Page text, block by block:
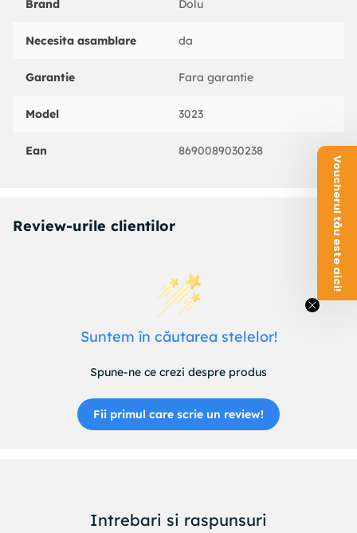
Brand Dolu
Necesita asamblare da
Garantie Fara garantie
Model 3023
Ean 8690089030238
Review-urile clientilor
Suntem în căutarea stelelor!
Spune-ne ce crezi despre produs
Fii primul care scrie un review!
Intrebari si raspunsuri
Voucherul tău este aici!